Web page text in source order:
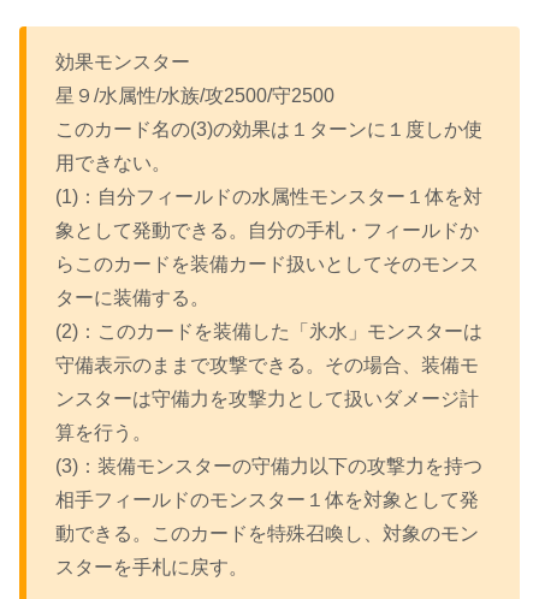
効果モンスター
星９/水属性/水族/攻2500/守2500
このカード名の(3)の効果は１ターンに１度しか使
用できない。
(1)：自分フィールドの水属性モンスター１体を対
象として発動できる。自分の手札・フィールドか
らこのカードを装備カード扱いとしてそのモンス
ターに装備する。
(2)：このカードを装備した「氷水」モンスターは
守備表示のままで攻撃できる。その場合、装備モ
ンスターは守備力を攻撃力として扱いダメージ計
算を行う。
(3)：装備モンスターの守備力以下の攻撃力を持つ
相手フィールドのモンスター１体を対象として発
動できる。このカードを特殊召喚し、対象のモン
スターを手札に戻す。